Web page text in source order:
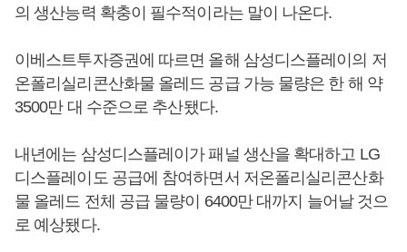
의 생산능력 확충이 필수적이라는 말이 나온다.
이베스트투자증권에 따르면 올해 삼성디스플레이의 저
온폴리실리콘산화물 올레드 공급 가능 물량은 한 해 약
3500만 대 수준으로 추산됐다.
내년에는 삼성디스플레이가 패널 생산을 확대하고 LG
디스플레이도 공급에 참여하면서 저온폴리실리콘산화
물 올레드 전체 공급 물량이 6400만 대까지 늘어날 것으
로 예상됐다.